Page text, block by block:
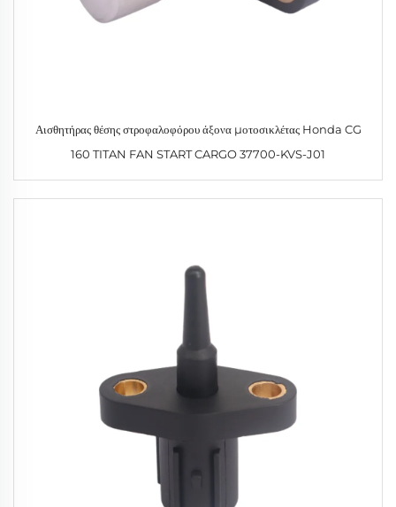
Αισθητήρας θέσης στροφαλοφόρου άξονα μοτοσικλέτας Honda CG
160 TITAN FAN START CARGO 37700-KVS-J01